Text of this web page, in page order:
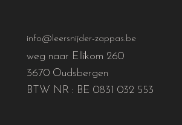
info@leersnijder-zappas.be
weg naar Ellikom 260
3670 Oudsbergen
BTW NR : BE 0831 032 553